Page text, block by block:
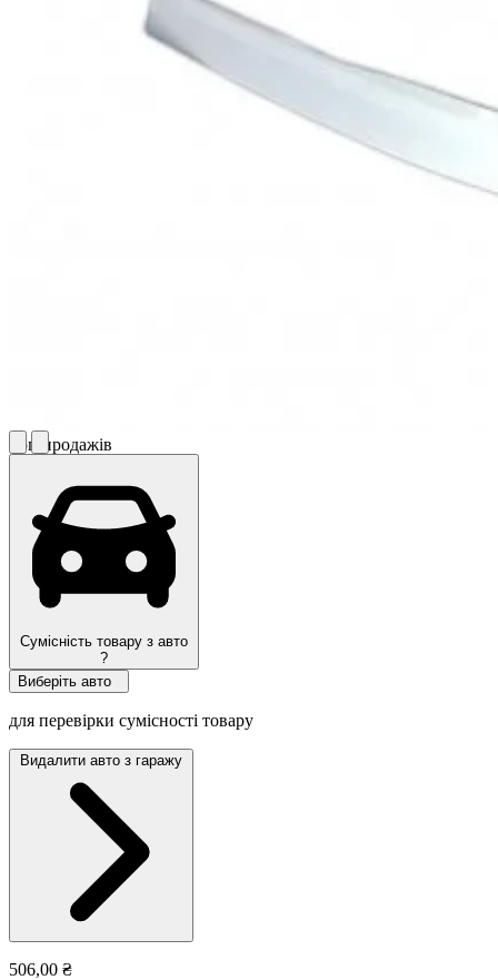
Топ продажів
Сумісність товару з авто
?
Виберіть авто
для перевірки сумісності товару
Видалити авто з гаражу
506,00 ₴